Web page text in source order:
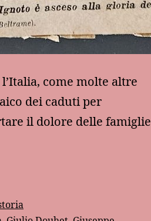
come molte altre
dei caduti per
il dolore delle famiglie